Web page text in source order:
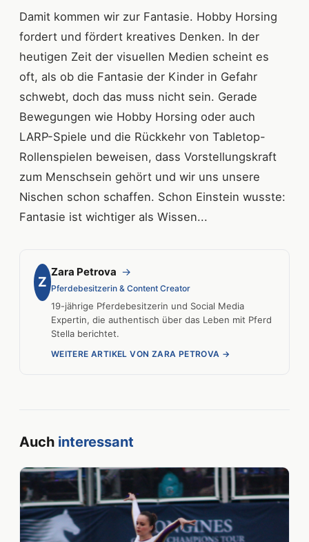
Damit kommen wir zur Fantasie. Hobby Horsing
fordert und fördert kreatives Denken. In der
heutigen Zeit der visuellen Medien scheint es
oft, als ob die Fantasie der Kinder in Gefahr
schwebt, doch das muss nicht sein. Gerade
Bewegungen wie Hobby Horsing oder auch
LARP-Spiele und die Rückkehr von Tabletop-
Rollenspielen beweisen, dass Vorstellungskraft
zum Menschsein gehört und wir uns unsere
Nischen schon schaffen. Schon Einstein wusste:
Fantasie ist wichtiger als Wissen...
Z
Zara Petrova →
Pferdebesitzerin & Content Creator
19-jährige Pferdebesitzerin und Social Media
Expertin, die authentisch über das Leben mit Pferd
Stella berichtet.
WEITERE ARTIKEL VON ZARA PETROVA →
Auch interessant